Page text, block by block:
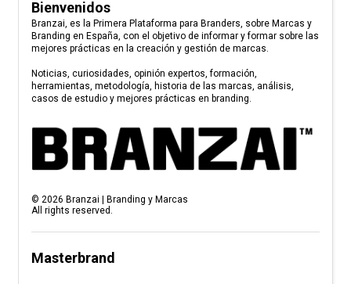
Bienvenidos
Branzai, es la Primera Plataforma para Branders, sobre Marcas y
Branding en España, con el objetivo de informar y formar sobre las
mejores prácticas en la creación y gestión de marcas.
Noticias, curiosidades, opinión expertos, formación,
herramientas, metodología, historia de las marcas, análisis,
casos de estudio y mejores prácticas en branding.
© 2026 Branzai | Branding y Marcas
All rights reserved.
Masterbrand